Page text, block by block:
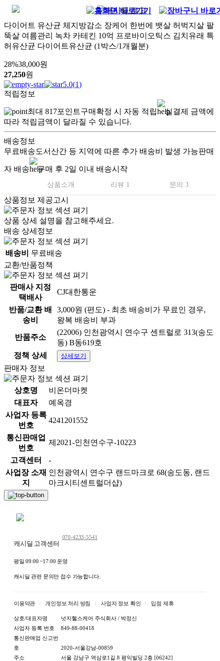
다이어트 유산균 체지방감소 장케어 한번에 뱃살 허벅지살 팔
뚝살 여름관리 녹차 카테킨 10억 프로바이오틱스 김치유래 특
허유산균 다이어트유산균 (1박스/1개월분)
28%38,000원
27,250원
5.0(1)
적립정보
최대 817포인트구매확정 시 자동 적립
실결제 금액에
따라 적립금액이 달라질 수 있습니다.
배송정보
무료배송도서산간 등 지역에 따른 추가 배송비 발생 가능판매
자 배송 구매 후 2일 이내 배송시작
상품소개 리뷰 1 문의 3
상품정보 제공고시
상품 상세 설명을 참고해주세요.
배송 상세정보
배송비
무료배송
교환/반품정책
판매사 지정
택배사
CJ대한통운
반품/교환 배
송비
3,000원 (편도) - 최초 배송비가 무료인 경우,
왕복 배송비 부과
반품주소
(22006) 인천광역시 연수구 센트럴로 313(송도
동) B동619호
정책 상세
상세보기
판매자 정보
상호명
비온더마켓
대표자
예옥경
사업자 등록
번호
4241201552
통신판매업
번호
제2021-인천연수구-10223
고객센터
-
사업장 소재
지
인천광역시 연수구 랜드마크로 68(송도동, 랜드
마크시티센트럴더샵)
캐시딜 고객센터
070-4233-5541
평일 09:00 ~17:00 운영
캐시딜 관련 문의만 접수 가능합니다.
이용약관 개인정보 처리 방침 사업자 정보 확인 입점 제휴
상호/대표자명
넛지헬스케어 주식회사 / 박정신
사업자 등록 번호
849-88-00418
통신판매업 신고번
호
2020-서울강남-00859
주소
서울 강남구 역삼로1길 8 평익빌딩 2층 [06242]